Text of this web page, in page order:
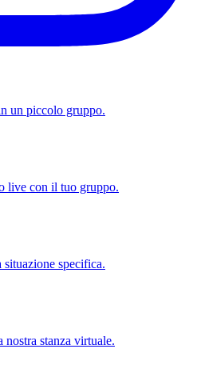
un piccolo gruppo.
live con il tuo gruppo.
specifica.
stanza virtuale.